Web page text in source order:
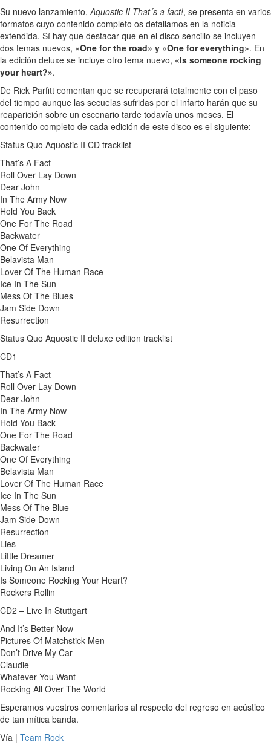
Su nuevo lanzamiento, Aquostic II That´s a fact!, se presenta en varios
formatos cuyo contenido completo os detallamos en la noticia
extendida. Sí hay que destacar que en el disco sencillo se incluyen
dos temas nuevos, «One for the road» y «One for everything». En
la edición deluxe se incluye otro tema nuevo, «Is someone rocking
your heart?».
De Rick Parfitt comentan que se recuperará totalmente con el paso
del tiempo aunque las secuelas sufridas por el infarto harán que su
reaparición sobre un escenario tarde todavía unos meses. El
contenido completo de cada edición de este disco es el siguiente:
Status Quo Aquostic II CD tracklist
That’s A Fact
Roll Over Lay Down
Dear John
In The Army Now
Hold You Back
One For The Road
Backwater
One Of Everything
Belavista Man
Lover Of The Human Race
Ice In The Sun
Mess Of The Blues
Jam Side Down
Resurrection
Status Quo Aquostic II deluxe edition tracklist
CD1
That’s A Fact
Roll Over Lay Down
Dear John
In The Army Now
Hold You Back
One For The Road
Backwater
One Of Everything
Belavista Man
Lover Of The Human Race
Ice In The Sun
Mess Of The Blue
Jam Side Down
Resurrection
Lies
Little Dreamer
Living On An Island
Is Someone Rocking Your Heart?
Rockers Rollin
CD2 – Live In Stuttgart
And It’s Better Now
Pictures Of Matchstick Men
Don’t Drive My Car
Claudie
Whatever You Want
Rocking All Over The World
Esperamos vuestros comentarios al respecto del regreso en acústico
de tan mítica banda.
Vía | Team Rock